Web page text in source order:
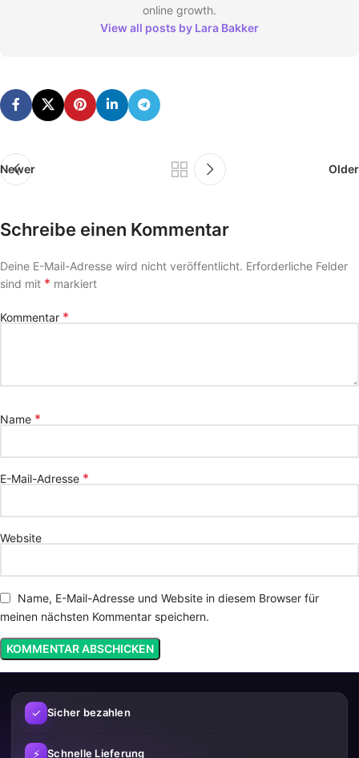
online growth.
View all posts by Lara Bakker
Newer Older
Schreibe einen Kommentar
Deine E-Mail-Adresse wird nicht veröffentlicht. Erforderliche Felder
sind mit * markiert
Kommentar *
Name *
E-Mail-Adresse *
Website
Name, E-Mail-Adresse und Website in diesem Browser für
meinen nächsten Kommentar speichern.
✓ Sicher bezahlen
⚡ Schnelle Lieferung